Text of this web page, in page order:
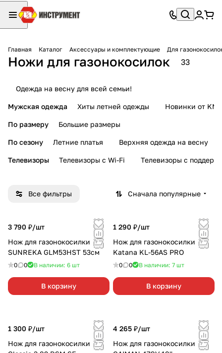
Главная Каталог Аксессуары и комплектующие Для
Ножи для газонокосилок 33
Одежда на весну для всей семьи!
Мужская одежда Хиты летней одежды Новинки от KMI
По размеру Большие размеры
По сезону Летние платья Верхняя одежда на весну
Телевизоры Телевизоры с Wi-Fi Телевизоры с
Все фильтры Сначала популярные
3 790 ₽/шт
Нож для газонокосилки
SUNREKA GLM53HST 53см
0 0 В наличии: 6 шт
В корзину
1 290 ₽/шт
Нож для газонокосилки
Katana KL-56AS PRO
0 0 В наличии: 7 шт
В корзину
1 300 ₽/шт
Нож для газонокосилки
4 265 ₽/шт
Нож для газонокосилки